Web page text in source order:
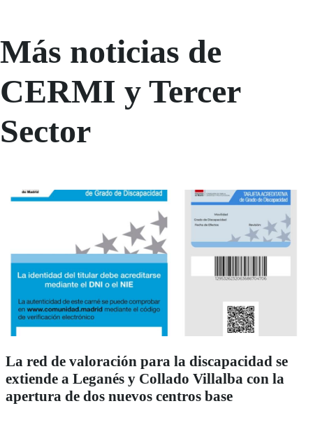
Más noticias de
CERMI y Tercer
Sector
La red de valoración para la discapacidad se
extiende a Leganés y Collado Villalba con la
apertura de dos nuevos centros base